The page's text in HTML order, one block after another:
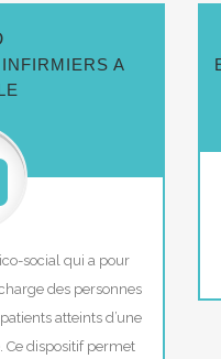
A
social qui a pour
des personnes
atteints d’une
dispositif permet